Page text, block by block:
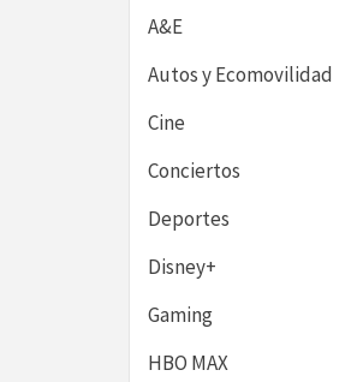
A&E
Autos y Ecomovilidad
Cine
Conciertos
Deportes
Disney+
Gaming
HBO MAX